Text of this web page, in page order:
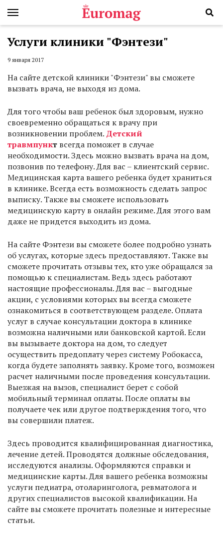
Услуги клиники "Фэнтези"
9 января 2017
На сайте детской клиники "Фэнтези" вы сможете
вызвать врача, не выходя из дома.
Для того чтобы ваш ребенок был здоровым, нужно
своевременно обращаться к врачу при
возникновении проблем. Детский
травмпункт всегда поможет в случае
необходимости. Здесь можно вызвать врача на дом,
позвонив по телефону. Для вас – клиентский сервис.
Медицинская карта вашего ребенка будет храниться
в клинике. Всегда есть возможность сделать запрос
выписку. Также вы сможете использовать
медицинскую карту в онлайн режиме. Для этого вам
даже не придется выходить из дома.
На сайте Фэнтези вы сможете более подробно узнать
об услугах, которые здесь предоставляют. Также вы
сможете прочитать отзывы тех, кто уже обращался за
помощью к специалистам. Ведь здесь работают
настоящие профессионалы. Для вас – выгодные
акции, с условиями которых вы всегда сможете
ознакомиться в соответствующем разделе. Оплата
услуг в случае консультации доктора в клинике
возможна наличными или банковской картой. Если
вы вызываете доктора на дом, то следует
осуществить предоплату через систему Робокасса,
когда будете заполнять заявку. Кроме того, возможен
расчет наличными после проведения консультации.
Выезжая на вызов, специалист берет с собой
мобильный терминал оплаты. После оплаты вы
получаете чек или другое подтверждения того, что
вы совершили платеж.
Здесь проводится квалифицированная диагностика,
лечение детей. Проводятся должные обследования,
исследуются анализы. Оформляются справки и
медицинские карты. Для вашего ребенка возможны
услуги педиатра, отоларинголога, ревматолога и
других специалистов высокой квалификации. На
сайте вы сможете прочитать полезные и интересные
статьи.